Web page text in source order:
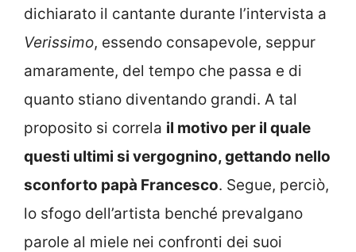
dichiarato il cantante durante l’intervista a
Verissimo, essendo consapevole, seppur
amaramente, del tempo che passa e di
quanto stiano diventando grandi. A tal
proposito si correla il motivo per il quale
questi ultimi si vergognino, gettando nello
sconforto papà Francesco. Segue, perciò,
lo sfogo dell’artista benché prevalgano
parole al miele nei confronti dei suoi